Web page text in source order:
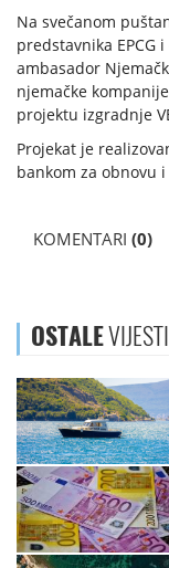
Na svečanom
predstavnika EPCG
ambasador
njemačke
projektu izgradnje
Projekat je
bankom za obnovu
KOMENTARI (0)
OSTALEVIJESTI